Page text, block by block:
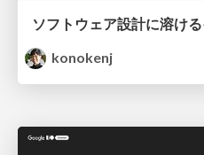
konokenj